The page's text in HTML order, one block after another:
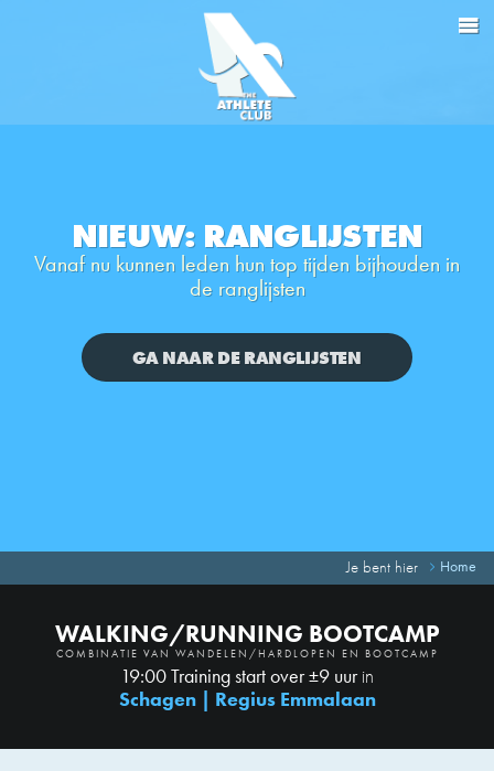
Je bent hier Home
NIEUW: RANGLIJSTEN
Vanaf nu kunnen leden hun top tijden bijhouden in
de ranglijsten
GA NAAR DE RANGLIJSTEN
WALKING/RUNNING BOOTCAMP
COMBINATIE VAN WANDELEN/HARDLOPEN EN BOOTCAMP
19:00 Training start over ±9 uurin
Schagen | Regius Emmalaan